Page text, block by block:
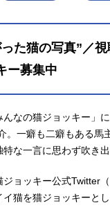
た猫の写真”／
ー募集中
なの猫ジョッキー」
。一癖も二癖もある馬
な一言に思わず吹き出
ョッキー公式Twitter
猫を猫ジョッキーと